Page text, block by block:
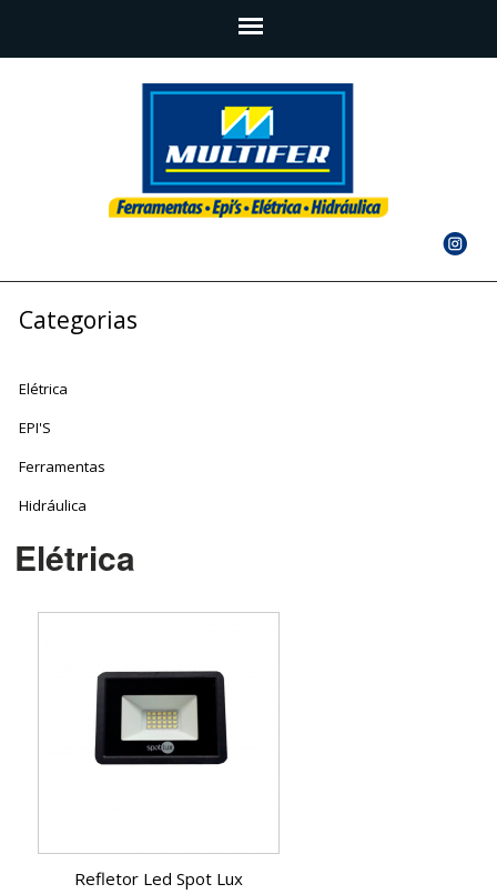
Categorias
Elétrica
EPI'S
Ferramentas
Hidráulica
Elétrica
Refletor Led Spot Lux